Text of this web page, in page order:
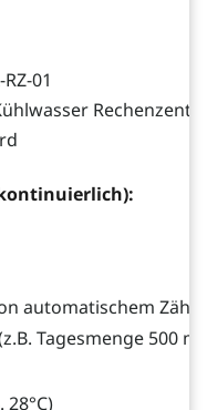
01
automatischem
Tagesmenge 500